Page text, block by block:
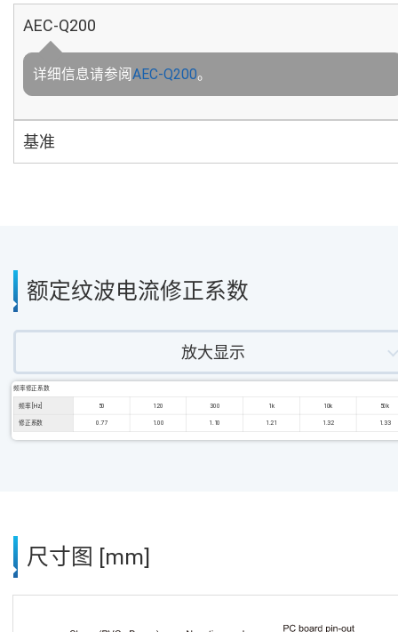
AEC-Q200
详细信息请参阅AEC-Q200。
基准
额定纹波电流修正系数
放大显示
频率修正系数
频率 [Hz] 50 120 300 1k 10k 50k
修正系数 0.77 1.00 1.10 1.21 1.32 1.33
尺寸图 [mm]